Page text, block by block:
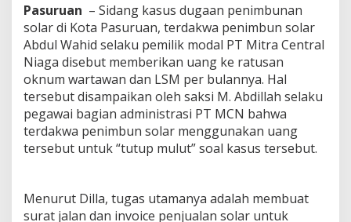
d
i
A
b
d
u
l
W
a
h
i
n
g
Pasuruan – Sidang kasus dugaan penimbunan
solar di Kota Pasuruan, terdakwa penimbun solar
Abdul Wahid selaku pemilik modal PT Mitra Central
Niaga disebut memberikan uang ke ratusan
oknum wartawan dan LSM per bulannya. Hal
tersebut disampaikan oleh saksi M. Abdillah selaku
pegawai bagian administrasi PT MCN bahwa
terdakwa penimbun solar menggunakan uang
tersebut untuk “tutup mulut” soal kasus tersebut.
Menurut Dilla, tugas utamanya adalah membuat
surat jalan dan invoice penjualan solar untuk